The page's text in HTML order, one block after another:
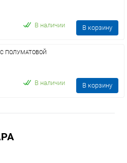
В наличии В корзину
С ПОЛУМАТОВОЙ
В наличии В корзину